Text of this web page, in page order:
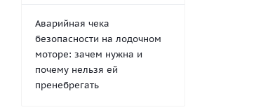
Аварийная чека
безопасности на лодочном
моторе: зачем нужна и
почему нельзя ей
пренебрегать